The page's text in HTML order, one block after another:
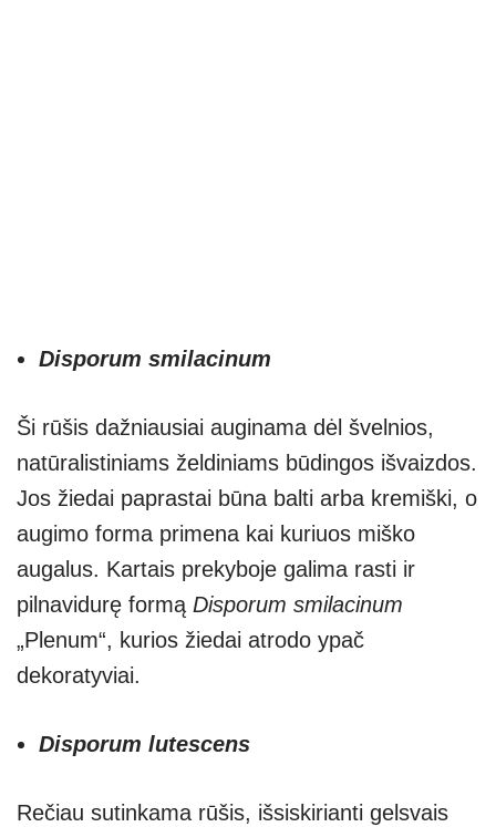
Disporum smilacinum
Ši rūšis dažniausiai auginama dėl švelnios,
natūralistiniams želdiniams būdingos išvaizdos.
Jos žiedai paprastai būna balti arba kremiški, o
augimo forma primena kai kuriuos miško
augalus. Kartais prekyboje galima rasti ir
pilnavidurę formą Disporum smilacinum
„Plenum“, kurios žiedai atrodo ypač
dekoratyviai.
Disporum lutescens
Rečiau sutinkama rūšis, išsiskirianti gelsvais